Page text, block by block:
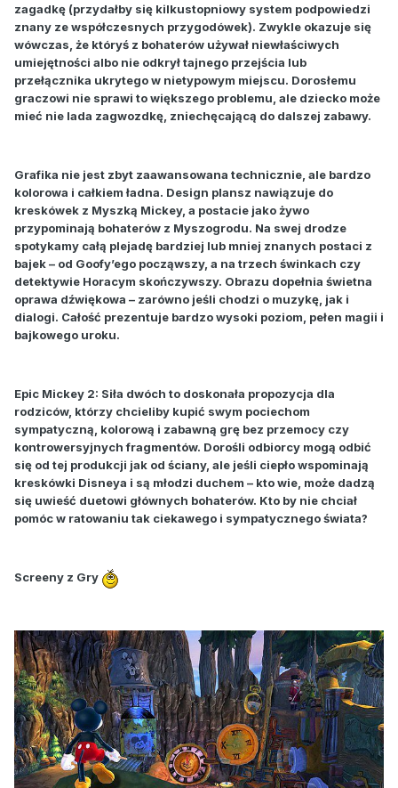
zagadkę (przydałby się kilkustopniowy system podpowiedzi
znany ze współczesnych przygodówek). Zwykle okazuje się
wówczas, że któryś z bohaterów używał niewłaściwych
umiejętności albo nie odkrył tajnego przejścia lub
przełącznika ukrytego w nietypowym miejscu. Dorosłemu
graczowi nie sprawi to większego problemu, ale dziecko może
mieć nie lada zagwozdkę, zniechęcającą do dalszej zabawy.
Grafika nie jest zbyt zaawansowana technicznie, ale bardzo
kolorowa i całkiem ładna. Design plansz nawiązuje do
kreskówek z Myszką Mickey, a postacie jako żywo
przypominają bohaterów z Myszogrodu. Na swej drodze
spotykamy całą plejadę bardziej lub mniej znanych postaci z
bajek – od Goofy’ego począwszy, a na trzech świnkach czy
detektywie Horacym skończywszy. Obrazu dopełnia świetna
oprawa dźwiękowa – zarówno jeśli chodzi o muzykę, jak i
dialogi. Całość prezentuje bardzo wysoki poziom, pełen magii i
bajkowego uroku.
Epic Mickey 2: Siła dwóch to doskonała propozycja dla
rodziców, którzy chcieliby kupić swym pociechom
sympatyczną, kolorową i zabawną grę bez przemocy czy
kontrowersyjnych fragmentów. Dorośli odbiorcy mogą odbić
się od tej produkcji jak od ściany, ale jeśli ciepło wspominają
kreskówki Disneya i są młodzi duchem – kto wie, może dadzą
się uwieść duetowi głównych bohaterów. Kto by nie chciał
pomóc w ratowaniu tak ciekawego i sympatycznego świata?
Screeny z Gry